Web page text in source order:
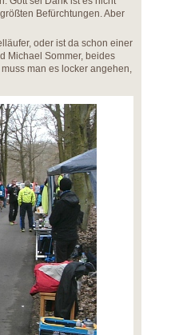
Befürchtungen. Aber
oder ist da schon einer
Michael Sommer, beides
man es locker angehen,